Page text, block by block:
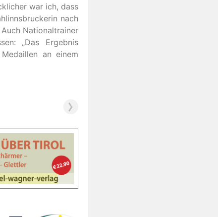
war ich, dass
nach
Nationaltrainer
„Das Ergebnis
an einem